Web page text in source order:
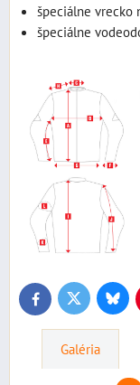
špeciálne vrecko
špeciálne
FacebookTwitter
Galéria